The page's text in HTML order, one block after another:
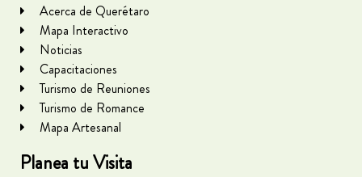
Acerca de Querétaro
Mapa Interactivo
Noticias
Capacitaciones
Turismo de Reuniones
Turismo de Romance
Mapa Artesanal
Planea tu Visita